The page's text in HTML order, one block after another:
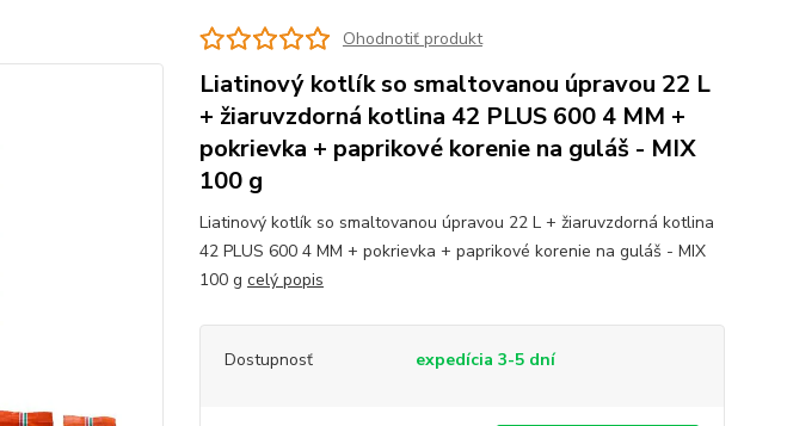
Ohodnotiť produkt
Liatinový kotlík so smaltovanou úpravou 22 L
+ žiaruvzdorná kotlina 42 PLUS 600 4 MM +
pokrievka + paprikové korenie na guláš - MIX
100 g
Liatinový kotlík so smaltovanou úpravou 22 L + žiaruvzdorná kotlina
42 PLUS 600 4 MM + pokrievka + paprikové korenie na guláš - MIX
100 g celý popis
Dostupnosť expedícia 3-5 dní